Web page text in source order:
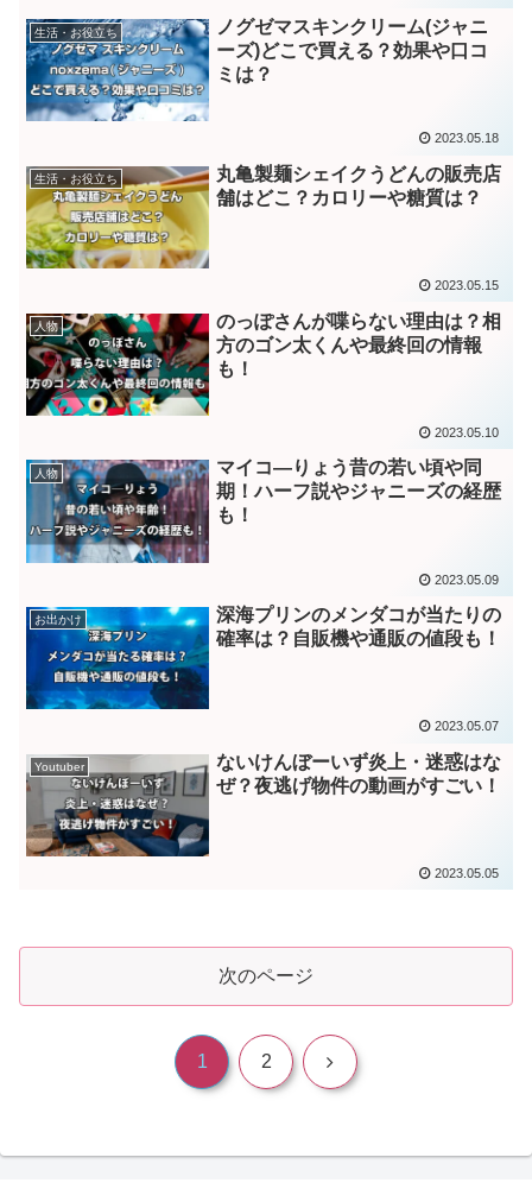
生活・お役立ち
ノグゼマスキンクリーム(ジャニ
ーズ)どこで買える？効果や口コ
ミは？
2023.05.18
生活・お役立ち
丸亀製麺シェイクうどんの販売店
舗はどこ？カロリーや糖質は？
2023.05.15
人物
のっぽさんが喋らない理由は？相
方のゴン太くんや最終回の情報
も！
2023.05.10
人物
マイコ―りょう昔の若い頃や同
期！ハーフ説やジャニーズの経歴
も！
2023.05.09
お出かけ
深海プリンのメンダコが当たりの
確率は？自販機や通販の値段も！
2023.05.07
Youtuber
ないけんぼーいず炎上・迷惑はな
ぜ？夜逃げ物件の動画がすごい！
2023.05.05
次のページ
1 2 次